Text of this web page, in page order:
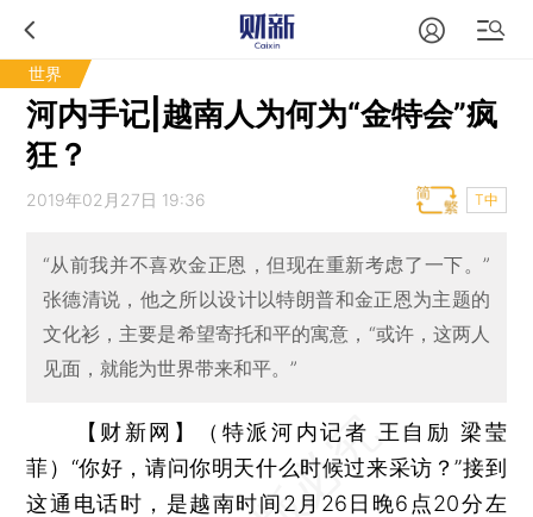
世界
河内手记|越南人为何为“金特会”疯
狂？
2019年02月27日 19:36 T中
“从前我并不喜欢金正恩，但现在重新考虑了一下。”
张德清说，他之所以设计以特朗普和金正恩为主题的
文化衫，主要是希望寄托和平的寓意，“或许，这两人
见面，就能为世界带来和平。”
【财新网】（特派河内记者 王自励 梁莹
菲） “你好，请问你明天什么时候过来采访？”接到
这通电话时，是越南时间2月26日晚6点20分左